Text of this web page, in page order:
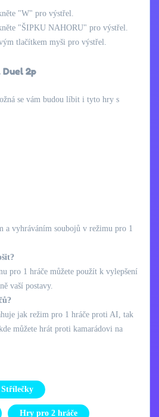
"W" pro výstřel.
"ŠIPKU NAHORU" pro výstřel.
tlačítkem myši pro výstřel.
Duel 2p
se vám budou líbit i tyto hry s
a vyhráváním soubojů v režimu pro 1
pro 1 hráče můžete použít k vylepšení
vaší postavy.
jak režim pro 1 hráče proti AI, tak
můžete hrát proti kamarádovi na
Střílečky
Hry pro 2 hráče